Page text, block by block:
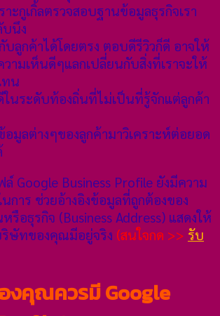
าะกูเกิ้ลตรวจสอบฐานข้อมูลธุรกิจเรา
บนึง
ลูกค้าได้โดยตรง ตอบดีรีวิวก็ดี อาจให้
วามเห็นดีๆแลกเปลี่ยนกับสิ่งที่เราจะให้
น
ในระดับท้องถิ่นที่ไม่เป็นที่รู้จักแต่ลูกค้า
อมูลต่างๆของลูกค้ามาวิเคราะห์ต่อยอด
Google Business Profile ยังมีความ
การ ช่วยอ้างอิงข้อมูลที่ถูกต้องของ
รือธุรกิจ (Business Address) แสดงให้
ษัทของคุณมีอยู่จริง (สนใจกด >> รับ
งคุณควรมี Google